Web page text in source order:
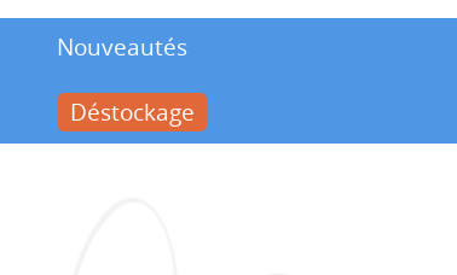
Nouveautés
Déstockage